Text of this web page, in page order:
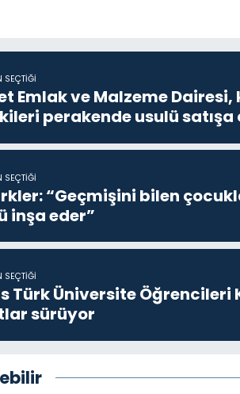
SEÇTIĞI
Emlak ve Malzeme Dairesi,
perakende usulü satışa
SEÇTIĞI
“Geçmişini bilen
inşa eder”
SEÇTIĞI
Türk Üniversite Öğrencileri
sürüyor